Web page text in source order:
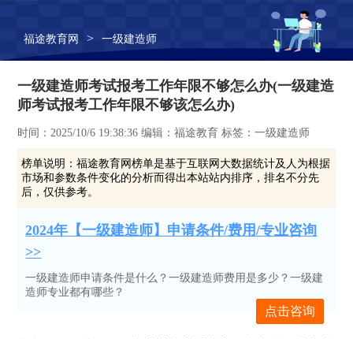
福途教育网 > 一级建造师
一级建造师考试报考工作年限不够怎么办(一级建造
师考试报考工作年限不够该怎么办)
时间：2025/10/6 19:38:36 编辑：福途教育 标签：一级建造师
榜单说明：福途教育网榜单是基于互联网大数据统计及人为根据
市场和参数条件变化的分析而得出本站站内排序，排名不分先
后，仅供参考。
2024年【一级建造师】申请条件/费用/专业咨询
>>
一级建造师申请条件是什么？一级建造师费用是多少？一级建
造师专业都有哪些？
点击咨询